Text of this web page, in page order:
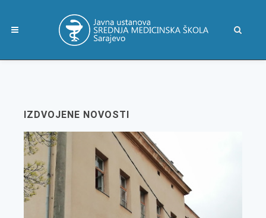
IZDVOJENE NOVOSTI